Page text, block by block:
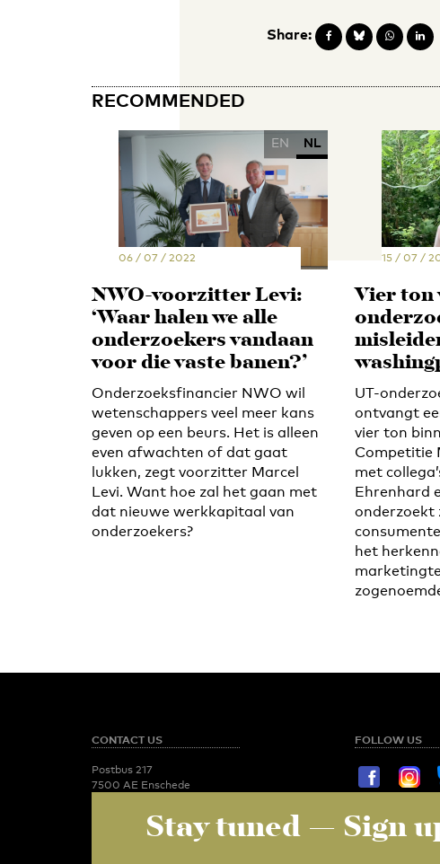
Share:
RECOMMENDED
EN NL
06 / 07 / 2022
NWO-voorzitter Levi:
‘Waar halen we alle
onderzoekers vandaan
voor die vaste banen?’
Onderzoeksfinancier NWO wil
wetenschappers veel meer kans
geven op een beurs. Het is alleen
even afwachten of dat gaat
lukken, zegt voorzitter Marcel
Levi. Want hoe zal het gaan met
dat nieuwe werkkapitaal van
onderzoekers?
15 / 07 /
Vier ton
UT-
ontvangt
vier ton
Competitie
met
Ehrenhard
onderzoekt
het
CONTACT US
Postbus 217
7500 AE Enschede
FOLLOW US
STAY TUNED
Stay tuned— Sign